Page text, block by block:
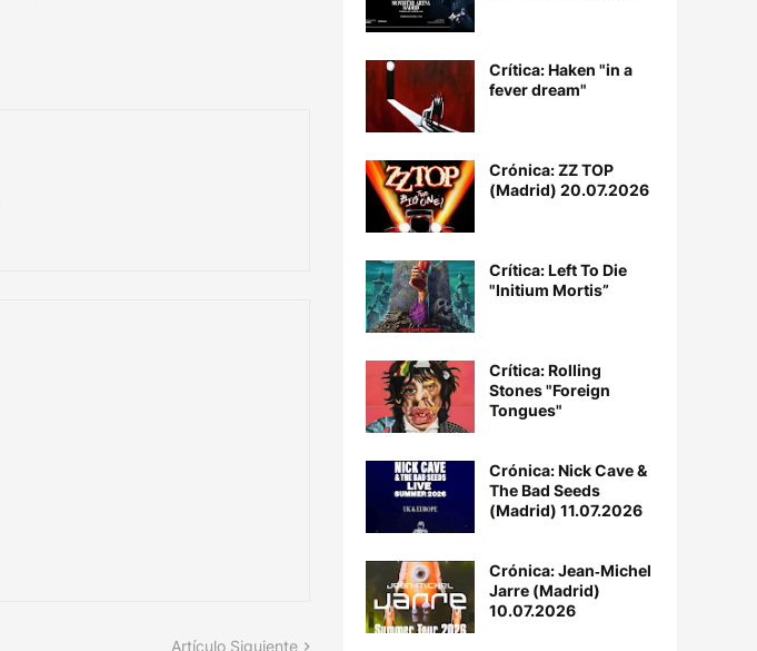
Artículo Siguiente
Crítica: Haken "in a
fever dream"
Crónica: ZZ TOP
(Madrid) 20.07.2026
Crítica: Left To Die
"Initium Mortis”
Crítica: Rolling
Stones "Foreign
Tongues"
Crónica: Nick Cave &
The Bad Seeds
(Madrid) 11.07.2026
Crónica: Jean‐Michel
Jarre (Madrid)
10.07.2026